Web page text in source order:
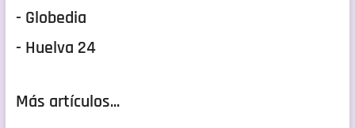
- Globedia
- Huelva 24
Más artículos...